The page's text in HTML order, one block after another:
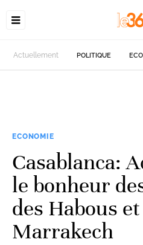
Actuellement POLITIQUE
ECONOMIE
Casablanca:
le bonheur
des Habous
Marrakech